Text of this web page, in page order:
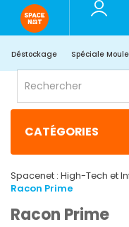
Déstockage Spéciale
CATÉGORIES
Spacenet : High-Tech et
Racon Prime
Racon Prime